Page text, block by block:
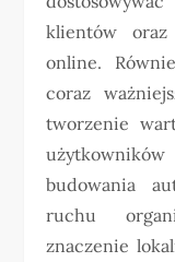
klientów
online.
coraz
tworzenie
budowania
ruchu
znaczenie